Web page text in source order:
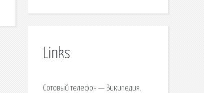
Links
Сотовый телефон — Википедия.